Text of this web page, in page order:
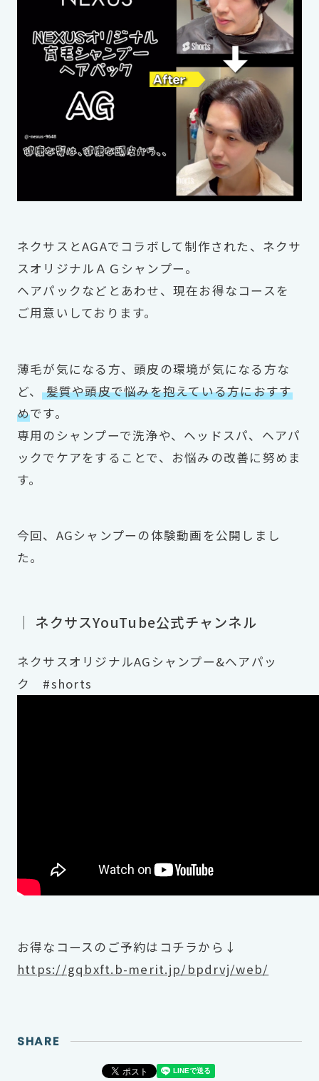
ネクサスとAGAでコラボして制作された、ネクサ
スオリジナルＡＧシャンプー。
ヘアパックなどとあわせ、現在お得なコースを
ご用意いしております。
薄毛が気になる方、頭皮の環境が気になる方な
ど、髪質や頭皮で悩みを抱えている方におすす
めです。
専用のシャンプーで洗浄や、ヘッドスパ、ヘアパ
ックでケアをすることで、お悩みの改善に努めま
す。
今回、AGシャンプーの体験動画を公開しまし
た。
｜ ネクサスYouTube公式チャンネル
ネクサスオリジナルAGシャンプー&ヘアパッ
ク #shorts
お得なコースのご予約はコチラから↓
https://gqbxft.b-merit.jp/bpdrvj/web/
SHARE